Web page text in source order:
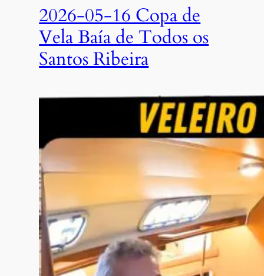
2026-05-16 Copa de
Vela Baía de Todos os
Santos Ribeira